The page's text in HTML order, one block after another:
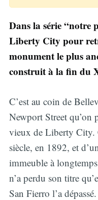
Dans la série “notre
Liberty City pour
monument le plus
construit à la fin du
C’est au coin de
Newport Street qu’on
vieux de Liberty
siècle, en 1892, et
immeuble à
n’a perdu son titre
San Fierro l’a